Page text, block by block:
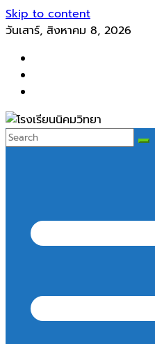
Skip to content
วันเสาร์, สิงหาคม 8, 2026